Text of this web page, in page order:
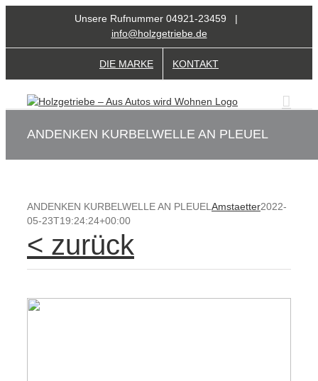
Unsere Rufnummer 04921-23459 |
info@holzgetriebe.de
DIE MARKE KONTAKT
ANDENKEN KURBELWELLE AN PLEUEL
ANDENKEN KURBELWELLE AN PLEUEL Amstaetter2022-
05-23T19:24:24+00:00
< zurück